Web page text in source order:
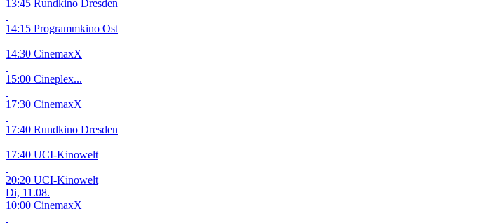
13:45 Rundkino Dresden
14:15 Programmkino Ost
14:30 CinemaxX
15:00 Cineplex...
17:30 CinemaxX
17:40 Rundkino Dresden
17:40 UCI-Kinowelt
20:20 UCI-Kinowelt
Di, 11.08.
10:00 CinemaxX